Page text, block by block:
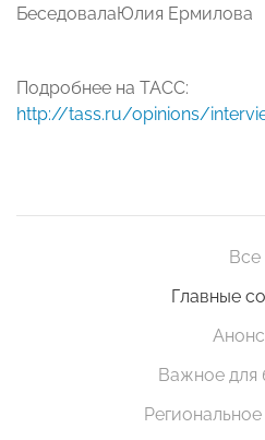
БеседовалаЮлия Ермилова
Подробнее на ТАСС:
http://tass.ru/opinions/
Все
Главные
Важное для